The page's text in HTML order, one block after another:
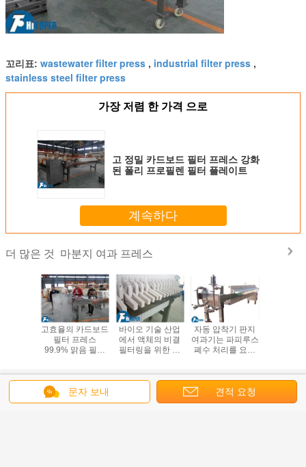
꼬리표: wastewater filter press , industrial filter press ,
stainless steel filter press
가장 저렴 한 가격 으로
고 정밀 카드보드 필터 프레스 강화
된 폴리 프로필렌 필터 플레이트
계속하다
더 많은 것 마분지 여과 프레스
고효율의 카드보드
필터 프레스
99.9% 맑음 필터
바이오 기술 산업
에서 액체의 비결
필터링을 위한 빔
자동 압착기 판지
여과기는 파피루스
폐수 처리를 요구
문자 보내 견적 요청
언어를 바꾸십시오